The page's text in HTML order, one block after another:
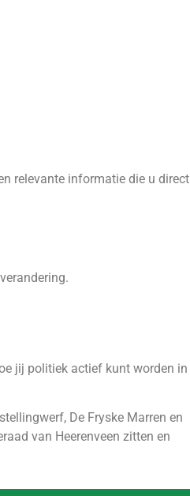
relevante informatie die u direct
jij politiek actief kunt worden in
De Fryske Marren en
van Heerenveen zitten en